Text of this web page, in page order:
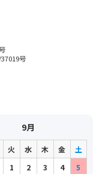
号
9月
火 水 木 金
土
1
2 3 4 5